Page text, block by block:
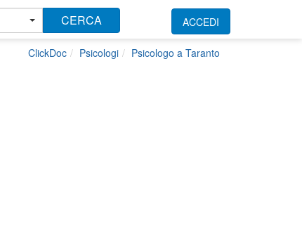
CERCA ACCEDI
ClickDoc Psicologi Psicologo a Taranto